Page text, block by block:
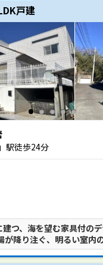
戸建
駅徒歩24分
つ、海を望む家具付の
が降り注ぐ、明るい室内